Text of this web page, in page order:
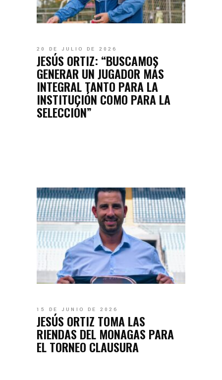
20 DE JULIO DE 2026
JESÚS ORTIZ: “BUSCAMOS
GENERAR UN JUGADOR MÁS
INTEGRAL TANTO PARA LA
INSTITUCIÓN COMO PARA LA
SELECCIÓN”
15 DE JUNIO DE 2026
JESÚS ORTIZ TOMA LAS
RIENDAS DEL MONAGAS PARA
EL TORNEO CLAUSURA